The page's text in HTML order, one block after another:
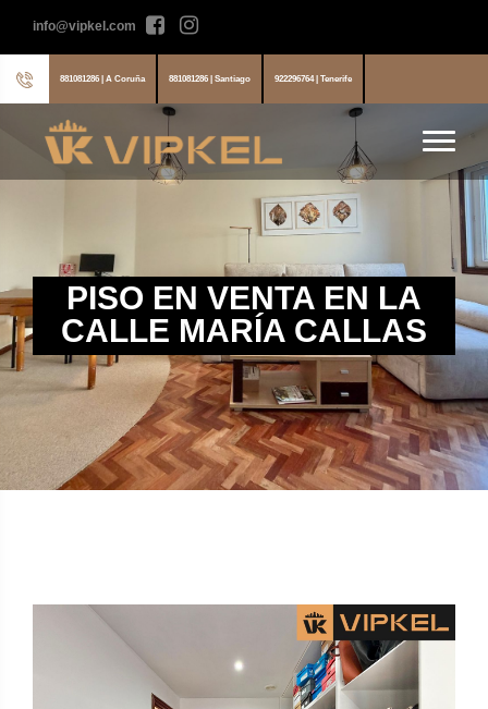
info@vipkel.com
881081286 | A Coruña 881081286 | Santiago 922296764 | Tenerife
PISO EN VENTA EN LA
CALLE MARÍA CALLAS